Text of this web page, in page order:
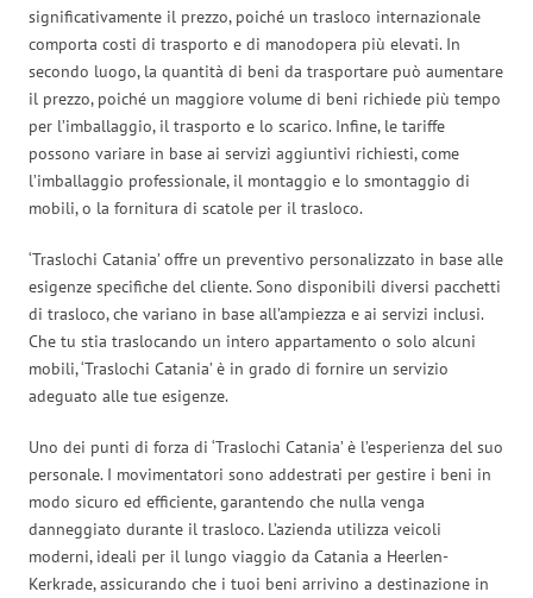
significativamente il prezzo, poiché un trasloco internazionale
comporta costi di trasporto e di manodopera più elevati. In
secondo luogo, la quantità di beni da trasportare può aumentare
il prezzo, poiché un maggiore volume di beni richiede più tempo
per l’imballaggio, il trasporto e lo scarico. Infine, le tariffe
possono variare in base ai servizi aggiuntivi richiesti, come
l’imballaggio professionale, il montaggio e lo smontaggio di
mobili, o la fornitura di scatole per il trasloco.
‘Traslochi Catania’ offre un preventivo personalizzato in base alle
esigenze specifiche del cliente. Sono disponibili diversi pacchetti
di trasloco, che variano in base all’ampiezza e ai servizi inclusi.
Che tu stia traslocando un intero appartamento o solo alcuni
mobili, ‘Traslochi Catania’ è in grado di fornire un servizio
adeguato alle tue esigenze.
Uno dei punti di forza di ‘Traslochi Catania’ è l’esperienza del suo
personale. I movimentatori sono addestrati per gestire i beni in
modo sicuro ed efficiente, garantendo che nulla venga
danneggiato durante il trasloco. L’azienda utilizza veicoli
moderni, ideali per il lungo viaggio da Catania a Heerlen-
Kerkrade, assicurando che i tuoi beni arrivino a destinazione in